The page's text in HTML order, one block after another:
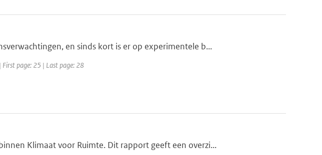
en sinds kort is er op experimentele b...
page: 25 | Last page: 28
Klimaat voor Ruimte. Dit rapport geeft een overzi...